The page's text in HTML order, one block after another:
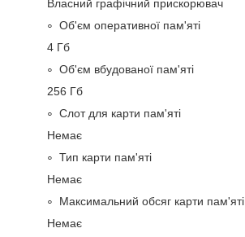
Власний графічний прискорювач
Об'єм оперативної пам'яті
4 Гб
Об'єм вбудованої пам'яті
256 Гб
Слот для карти пам'яті
Немає
Тип карти пам'яті
Немає
Максимальний обсяг карти пам'яті
Немає